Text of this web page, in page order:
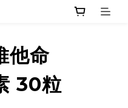
他命
30粒